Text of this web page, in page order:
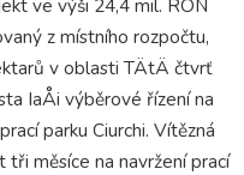
ve výši 24,4 mil. RON
z místního rozpočtu,
v oblasti TÄtÄ čtvrť
IaÅi výběrové řízení na
parku Ciurchi. Vítězná
měsíce na navržení prací